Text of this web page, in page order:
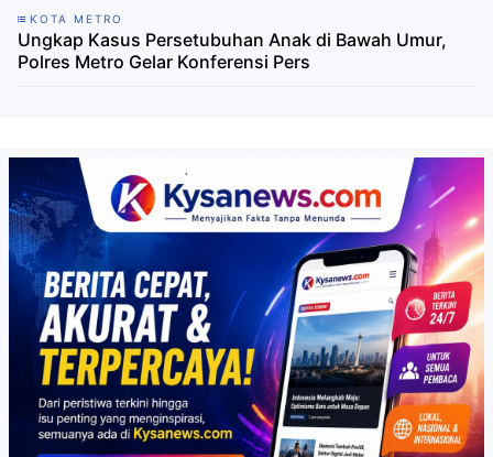
KOTA METRO
Ungkap Kasus Persetubuhan Anak di Bawah Umur,
Polres Metro Gelar Konferensi Pers